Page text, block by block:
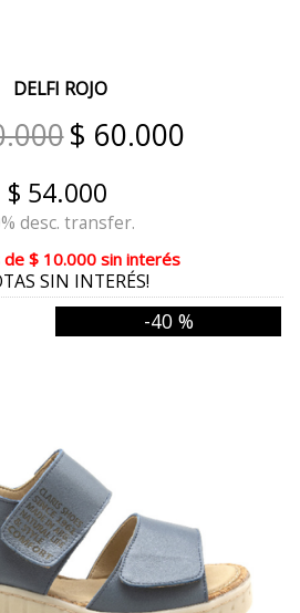
STONE
NEGRO/MAÍZ
MIEL
OXIDO MARRÓN
NEGRO/MARRÓN
RANCHO CUOIO
NATURAL/ARENA
CHOCO/NEGRO
DELFI ROJO
$ 60.000
$ 54.000
desc. transfer.
de $ 10.000 sin interés
SIN INTERÉS!
-40 %